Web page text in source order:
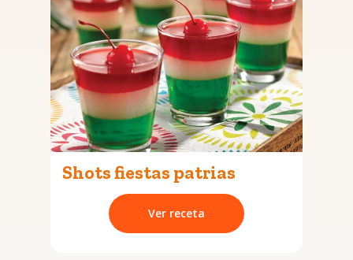
Shots fiestas patrias
Ver receta